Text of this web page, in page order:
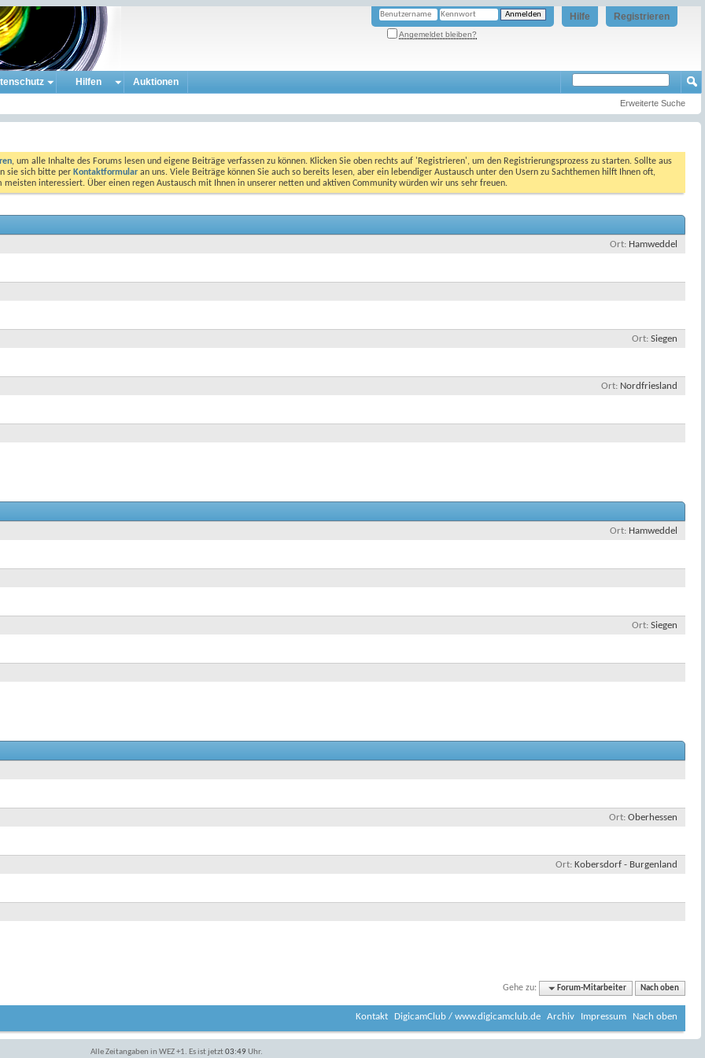
Registrieren
Hilfe
Angemeldet bleiben?
Hilfen Auktionen
Erweiterte Suche
, um alle Inhalte des Forums lesen und eigene Beiträge verfassen zu können. Klicken Sie oben rechts auf 'Registrieren', um den Registrierungsprozess zu starten. Sollte aus
sie sich bitte per Kontaktformular an uns. Viele Beiträge können Sie auch so bereits lesen, aber ein lebendiger Austausch unter den Usern zu Sachthemen hilft Ihnen oft,
meisten interessiert. Über einen regen Austausch mit Ihnen in unserer netten und aktiven Community würden wir uns sehr freuen.
Ort Hamweddel
Ort Siegen
Ort Nordfriesland
Ort Hamweddel
Ort Siegen
Ort Oberhessen
Ort Kobersdorf - Burgenland
Gehe zu: Forum-Mitarbeiter Nach oben
Kontakt DigicamClub / www.digicamclub.de Archiv Impressum Nach oben
Alle Zeitangaben in WEZ +1. Es ist jetzt03:49Uhr.